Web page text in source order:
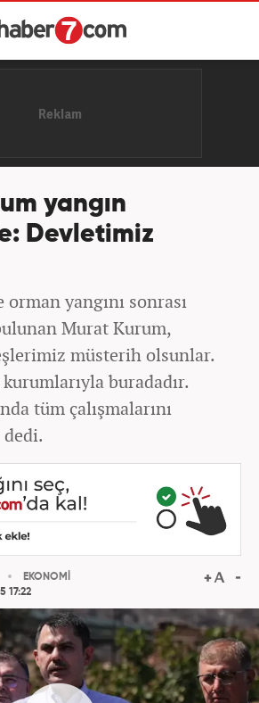
yangın
Devletimiz
yangını sonrası
Murat Kurum,
müsterih olsunlar.
buradadır.
tüm çalışmalarını
dedi.
17:22
EKONOMİ